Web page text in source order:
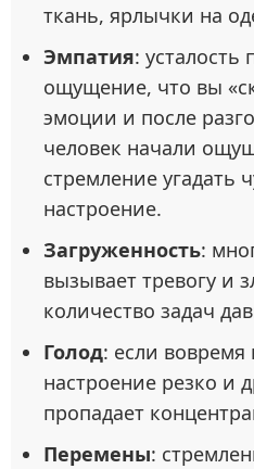
ткань, ярлычки на
Эмпатия:
ощущение, что вы
эмоции и после
человек начали
стремление угадать
настроение.
Загруженность:
вызывает тревогу и
количество задач
Голод: если вовремя
настроение резко и
пропадает
Перемены: